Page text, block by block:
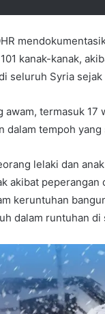
kanak-kanak,
seluruh Syria sejak
awam, termasuk 17
dalam tempoh yang
lelaki dan
akibat
keruntuhan
dalam runtuhan